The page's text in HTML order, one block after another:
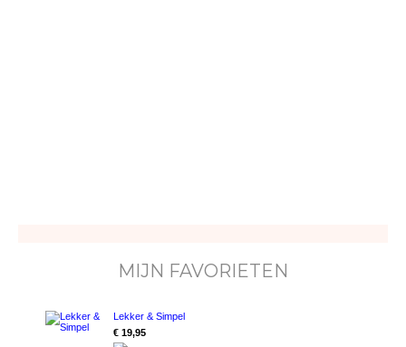
MIJN FAVORIETEN
Lekker & Simpel
€ 19,95